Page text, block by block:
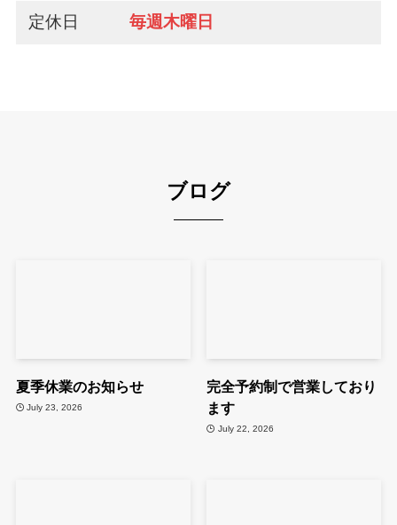
定休日 毎週木曜日
ブログ
夏季休業のお知らせ
July 23, 2026
完全予約制で営業しており
ます
July 22, 2026